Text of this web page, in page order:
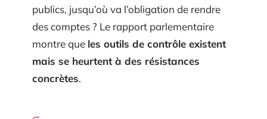
publics, jusqu’où va l’obligation de rendre
des comptes ? Le rapport parlementaire
montre que les outils de contrôle existent
mais se heurtent à des résistances
concrètes.